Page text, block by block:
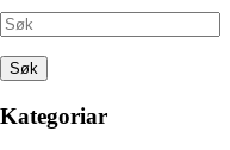
Søk
Kategoriar